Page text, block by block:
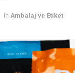
in Ambalaj ve Etiket